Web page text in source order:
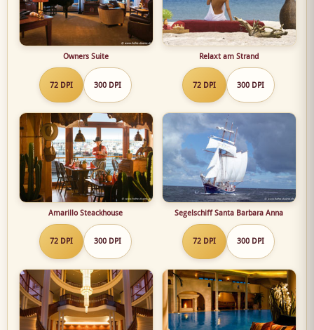
Owners Suite
72 DPI 300 DPI
Relaxt am Strand
72 DPI 300 DPI
Amarillo Steackhouse
72 DPI 300 DPI
Segelschiff Santa Barbara Anna
72 DPI 300 DPI